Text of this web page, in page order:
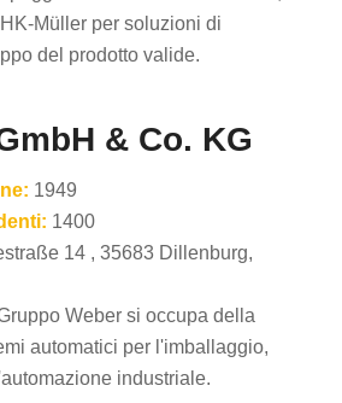
Müller per soluzioni di
del prodotto valide.
& Co. KG
1949
1400
14 , 35683 Dillenburg,
Gruppo Weber si occupa della
automatici per l'imballaggio,
industriale.